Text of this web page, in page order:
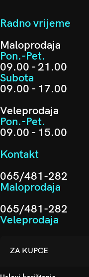
Radno vrijeme
Maloprodaja
Pon.-Pet.
09.00 - 21.00
Subota
09.00 - 17.00
Veleprodaja
Pon.-Pet.
09.00 - 15.00
Kontakt
065/481-282
Maloprodaja
065/481-282
Veleprodaja
ZA KUPCE